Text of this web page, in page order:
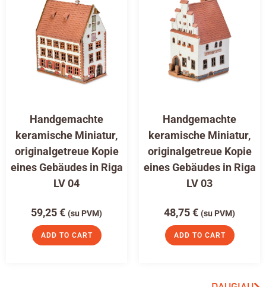
Handgemachte
keramische Miniatur,
originalgetreue Kopie
eines Gebäudes in Riga
LV 04
59,25€ (su PVM)
ADD TO CART
Handgemachte
keramische Miniatur,
originalgetreue Kopie
eines Gebäudes in Riga
LV 03
48,75€ (su PVM)
ADD TO CART